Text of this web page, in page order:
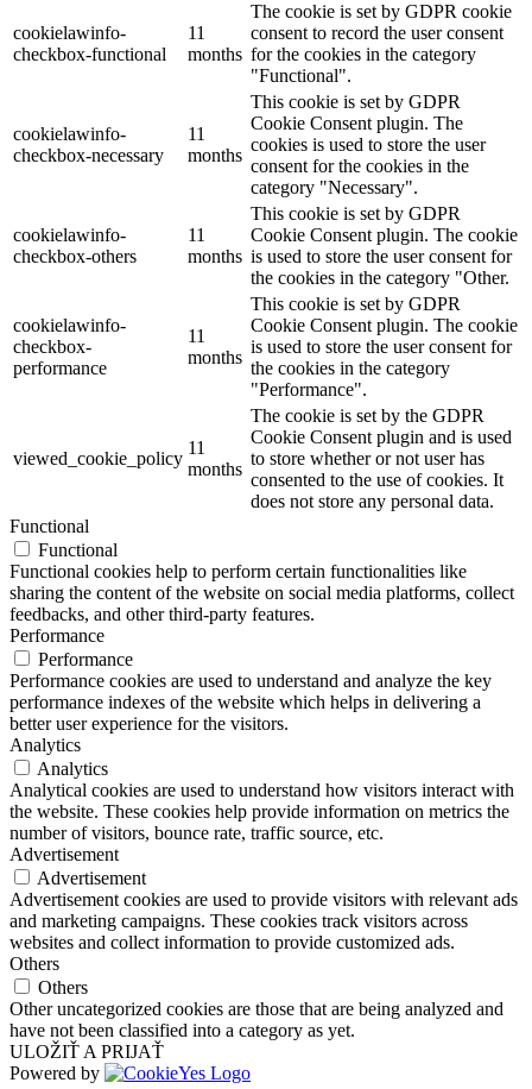
cookielawinfo-
checkbox-functional
11
months
The cookie is set by GDPR cookie
consent to record the user consent
for the cookies in the category
"Functional".
cookielawinfo-
checkbox-necessary
11
months
This cookie is set by GDPR
Cookie Consent plugin. The
cookies is used to store the user
consent for the cookies in the
category "Necessary".
cookielawinfo-
checkbox-others
11
months
This cookie is set by GDPR
Cookie Consent plugin. The cookie
is used to store the user consent for
the cookies in the category "Other.
cookielawinfo-
checkbox-
performance
11
months
This cookie is set by GDPR
Cookie Consent plugin. The cookie
is used to store the user consent for
the cookies in the category
"Performance".
viewed_cookie_policy
11
months
The cookie is set by the GDPR
Cookie Consent plugin and is used
to store whether or not user has
consented to the use of cookies. It
does not store any personal data.
Functional
Functional
Functional cookies help to perform certain functionalities like
sharing the content of the website on social media platforms, collect
feedbacks, and other third-party features.
Performance
Performance
Performance cookies are used to understand and analyze the key
performance indexes of the website which helps in delivering a
better user experience for the visitors.
Analytics
Analytics
Analytical cookies are used to understand how visitors interact with
the website. These cookies help provide information on metrics the
number of visitors, bounce rate, traffic source, etc.
Advertisement
Advertisement
Advertisement cookies are used to provide visitors with relevant ads
and marketing campaigns. These cookies track visitors across
websites and collect information to provide customized ads.
Others
Others
Other uncategorized cookies are those that are being analyzed and
have not been classified into a category as yet.
ULOŽIŤ A PRIJAŤ
Powered by